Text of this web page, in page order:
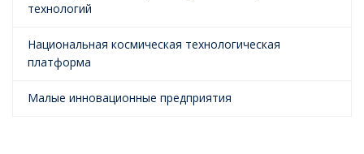
технологий
Национальная космическая технологическая
платформа
Малые инновационные предприятия